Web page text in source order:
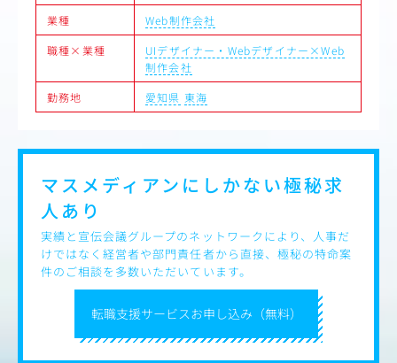
業種
Web制作会社
職種×業種
UIデザイナー・Webデザイナー×Web
制作会社
勤務地
愛知県 東海
転職支援サービスお申し込み（無料）
マスメディアンにしかない極秘求
人あり
実績と宣伝会議グループのネットワークにより、人事だ
けではなく経営者や部門責任者から直接、極秘の特命案
件のご相談を多数いただいています。